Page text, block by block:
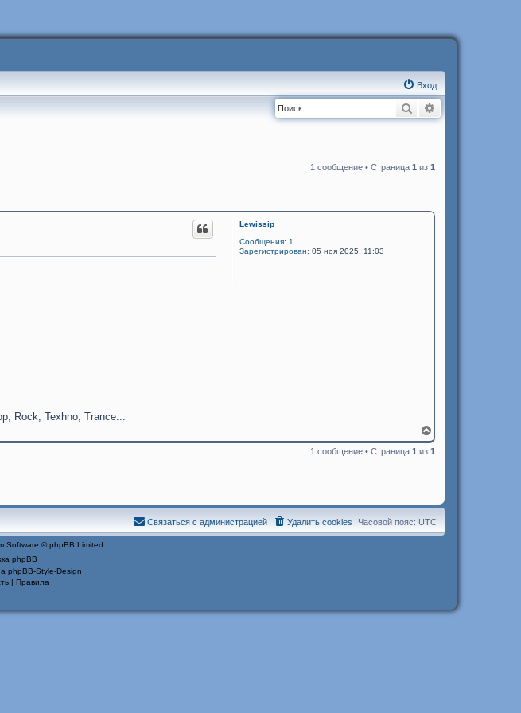
Вход
Поиск
1 сообщение • Страница 1 из 1
Lewissip
Сообщения: 1
Зарегистрирован: 05 ноя 2025, 11:03
Rock, Texhno, Trance...
е
р
с
я
к
1 сообщение • Страница 1 из 1
Часовой пояс: UTC
Удалить cookies
Связаться с администрацией
Software © phpBB Limited
phpBB
phpBB-Style-Design
| Правила